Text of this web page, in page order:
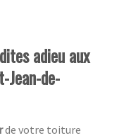
adieu aux
Jean-de-
de votre toiture